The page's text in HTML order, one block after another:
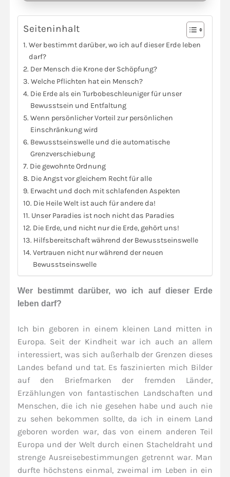
Seiteninhalt
Wer bestimmt darüber, wo ich auf dieser Erde leben
darf?
Der Mensch die Krone der Schöpfung?
Welche Pflichten hat ein Mensch?
Die Erde als ein Turbobeschleuniger für unser
Bewusstsein und Entfaltung
Wenn persönlicher Vorteil zur persönlichen
Einschränkung wird
Bewusstseinswelle und die automatische
Grenzverschiebung
Die gewohnte Ordnung
Die Angst vor gleichem Recht für alle
Erwacht und doch mit schlafenden Aspekten
Die Heile Welt ist auch für andere da!
Unser Paradies ist noch nicht das Paradies
Die Erde, und nicht nur die Erde, gehört uns!
Hilfsbereitschaft während der Bewusstseinswelle
Vertrauen nicht nur während der neuen
Bewusstseinswelle
Wer bestimmt darüber, wo ich auf dieser Erde
leben darf?
Ich bin geboren in einem kleinen Land mitten in
Europa. Seit der Kindheit war ich auch an allem
interessiert, was sich außerhalb der Grenzen dieses
Landes befand und tat. Es faszinierten mich Bilder
auf den Briefmarken der fremden Länder,
Erzählungen von fantastischen Landschaften und
Menschen, die ich nie gesehen habe und auch nie
zu sehen bekommen sollte, da ich in einem Land
geboren worden war, das von einem anderen Teil
Europa und der Welt durch einen Stacheldraht und
strenge Ausreisebestimmungen getrennt war. Man
durfte höchstens einmal, zweimal im Leben in ein